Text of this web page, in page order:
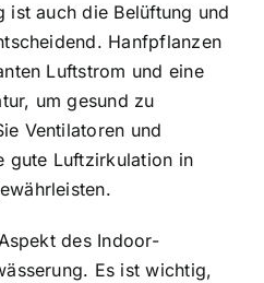
ist auch die Belüftung und
Hanfpflanzen
Luftstrom und eine
um gesund zu
Ventilatoren und
gute Luftzirkulation in
des Indoor-
Es ist wichtig,